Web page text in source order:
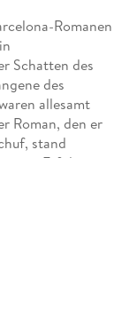
Romanen
Schatten des
des
allesamt
Roman, den er
stand
Erfolge
Carlos Ruiz
Germanistik